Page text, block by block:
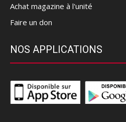
Achat magazine à l'unité
Faire un don
NOS APPLICATIONS